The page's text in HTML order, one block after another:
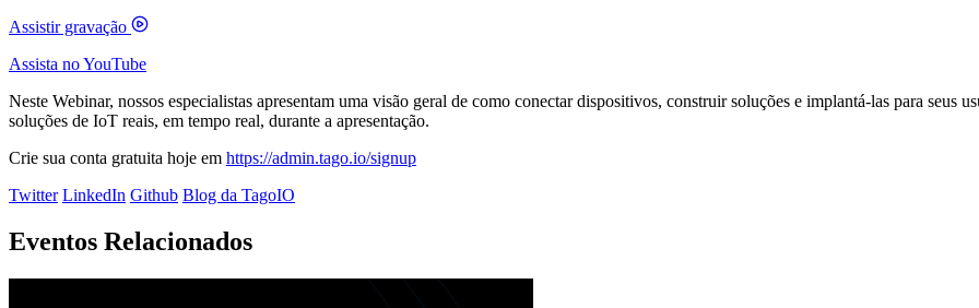
Assistir gravação
Assista no YouTube
Neste Webinar, nossos especialistas apresentam uma visão geral de como conectar dispositivos, construir soluções e implantá-las para seus
soluções de IoT reais, em tempo real, durante a apresentação.
Crie sua conta gratuita hoje em https://admin.tago.io/signup
Twitter LinkedIn Github Blog da TagoIO
Eventos Relacionados